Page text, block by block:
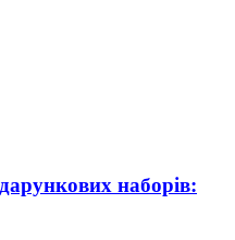
наборів: